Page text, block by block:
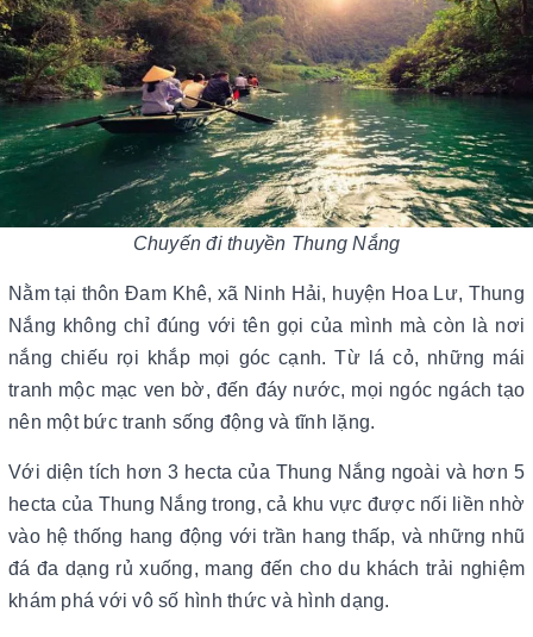
Chuyến đi thuyền Thung Nắng
Nằm tại thôn Đam Khê, xã Ninh Hải, huyện Hoa Lư, Thung
Nắng không chỉ đúng với tên gọi của mình mà còn là nơi
nắng chiếu rọi khắp mọi góc cạnh. Từ lá cỏ, những mái
tranh mộc mạc ven bờ, đến đáy nước, mọi ngóc ngách tạo
nên một bức tranh sống động và tĩnh lặng.
Với diện tích hơn 3 hecta của Thung Nắng ngoài và hơn 5
hecta của Thung Nắng trong, cả khu vực được nối liền nhờ
vào hệ thống hang động với trần hang thấp, và những nhũ
đá đa dạng rủ xuống, mang đến cho du khách trải nghiệm
khám phá với vô số hình thức và hình dạng.